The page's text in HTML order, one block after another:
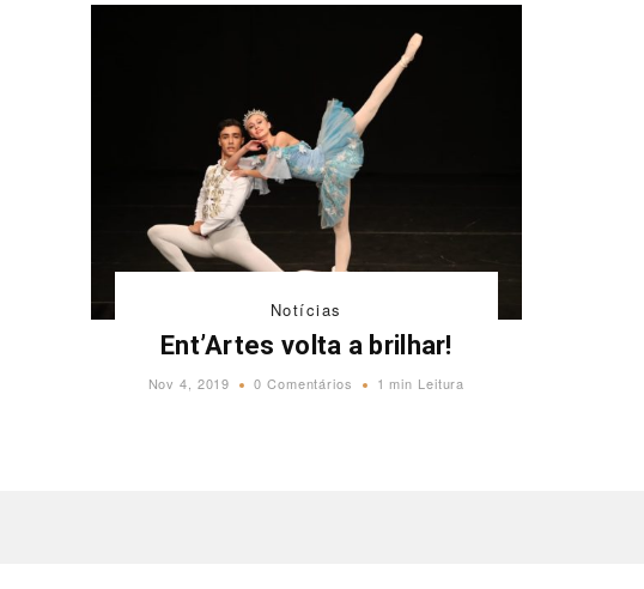
Notícias
Ent’Artes volta a brilhar!
Nov 4, 2019 0 Comentários 1 min Leitura